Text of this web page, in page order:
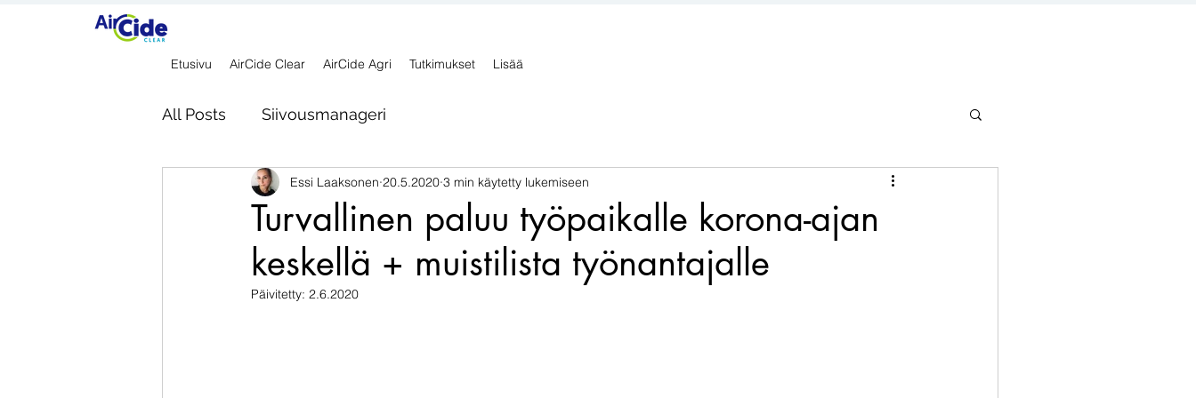
Etusivu AirCide Clear AirCide Agri Tutkimukset Lisää
All Posts Siivousmanageri
Turvallinen paluu työpaikalle korona-ajan
keskellä + muistilista työnantajalle
Essi Laaksonen 20.5.2020 3 min käytetty lukemiseen
Päivitetty: 2.6.2020